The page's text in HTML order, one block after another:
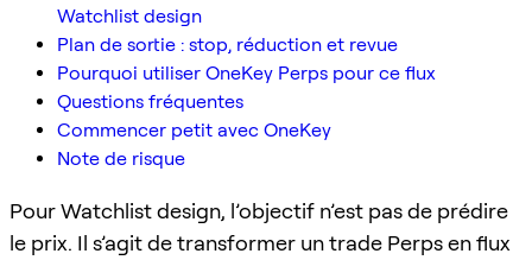
Watchlist design
Plan de sortie : stop, réduction et revue
Pourquoi utiliser OneKey Perps pour ce flux
Questions fréquentes
Commencer petit avec OneKey
Note de risque
Pour Watchlist design, l’objectif n’est pas de prédire
le prix. Il s’agit de transformer un trade Perps en flux